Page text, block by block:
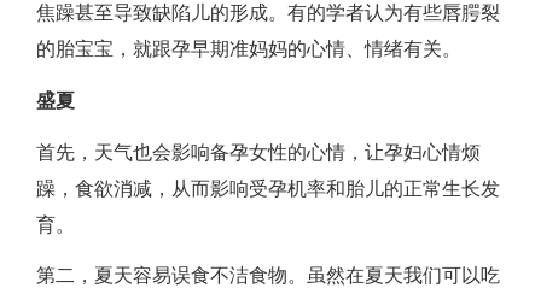
焦躁甚至导致缺陷儿的形成。有的学者认为有些唇腭裂
的胎宝宝，就跟孕早期准妈妈的心情、情绪有关。
盛夏
首先，天气也会影响备孕女性的心情，让孕妇心情烦
躁，食欲消减，从而影响受孕机率和胎儿的正常生长发
育。
第二，夏天容易误食不洁食物。虽然在夏天我们可以吃